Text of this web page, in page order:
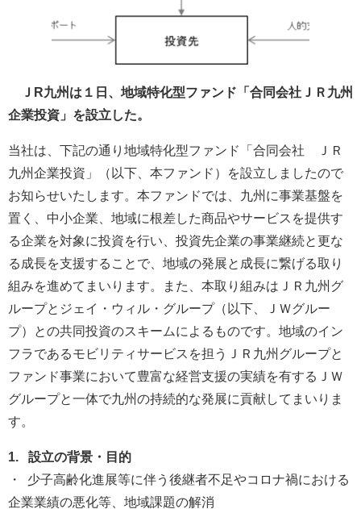
ＪR九州は１日、地域特化型ファンド「合同会社ＪＲ九州
企業投資」を設立した。
当社は、下記の通り地域特化型ファンド「合同会社 ＪＲ
九州企業投資」（以下、本ファンド）を設立しましたので
お知らせいたします。本ファンドでは、九州に事業基盤を
置く、中小企業、地域に根差した商品やサービスを提供す
る企業を対象に投資を行い、投資先企業の事業継続と更な
る成長を支援することで、地域の発展と成長に繋げる取り
組みを進めてまいります。また、本取り組みはＪＲ九州グ
ループとジェイ・ウィル・グループ（以下、ＪＷグルー
プ）との共同投資のスキームによるものです。地域のイン
フラであるモビリティサービスを担うＪＲ九州グループと
ファンド事業において豊富な経営支援の実績を有するＪＷ
グループと一体で九州の持続的な発展に貢献してまいりま
す。
1. 設立の背景・目的
・ 少子高齢化進展等に伴う後継者不足やコロナ禍における
企業業績の悪化等、地域課題の解消